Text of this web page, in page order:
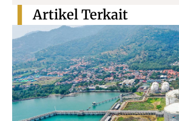
Artikel Terkait